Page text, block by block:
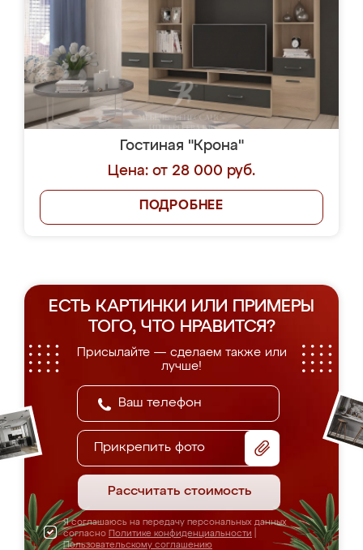
Гостиная "Крона"
Цена: от 28 000 руб.
ПОДРОБНЕЕ
ЕСТЬ КАРТИНКИ ИЛИ ПРИМЕРЫ
ТОГО, ЧТО НРАВИТСЯ?
Присылайте — сделаем также или
лучше!
Прикрепить фото
Рассчитать стоимость
Я соглашаюсь на передачу персональных данных
согласно Политике конфиденциальности
Пользовательскому соглашению